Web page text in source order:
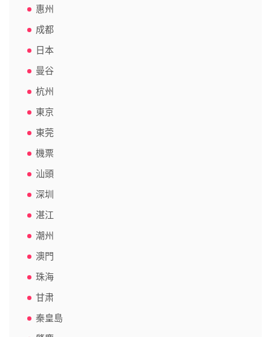
惠州
成都
日本
曼谷
杭州
東京
東莞
機票
汕頭
深圳
湛江
潮州
澳門
珠海
甘肃
秦皇島